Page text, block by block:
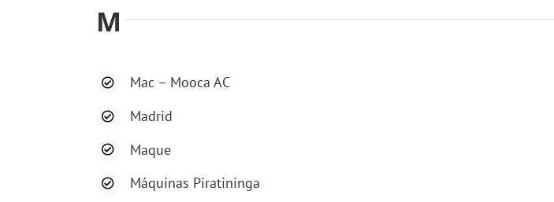
M
Mac – Mooca AC
Madrid
Maque
Máquinas Piratininga